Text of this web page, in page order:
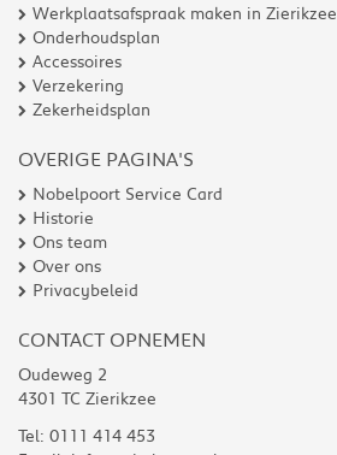
Werkplaatsafspraak maken in Zierikzee
Onderhoudsplan
Accessoires
Verzekering
Zekerheidsplan
OVERIGE PAGINA'S
Nobelpoort Service Card
Historie
Ons team
Over ons
Privacybeleid
CONTACT OPNEMEN
Oudeweg 2
4301 TC Zierikzee
Tel: 0111 414 453